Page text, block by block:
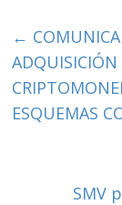
b
o
o
k
←
ESQUEMAS
SMV